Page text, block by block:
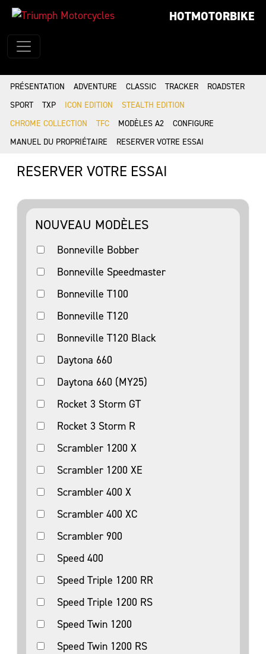
HOTMOTORBIKE
PRÉSENTATION ADVENTURE CLASSIC TRACKER
ROADSTER
SPORT
TXP ICON EDITION
STEALTH EDITION
CHROME COLLECTION
TFC MODÈLES A2
CONFIGURE
MANUEL DU PROPRIÉTAIRE
RESERVER VOTRE ESSAI
RESERVER VOTRE ESSAI
NOUVEAU MODÈLES
Bonneville Bobber
Bonneville Speedmaster
Bonneville T100
Bonneville T120
Bonneville T120 Black
Daytona 660
Daytona 660 (MY25)
Rocket 3 Storm GT
Rocket 3 Storm R
Scrambler 1200 X
Scrambler 1200 XE
Scrambler 400 X
Scrambler 400 XC
Scrambler 900
Speed 400
Speed Triple 1200 RR
Speed Triple 1200 RS
Speed Twin 1200
Speed Twin 1200 RS